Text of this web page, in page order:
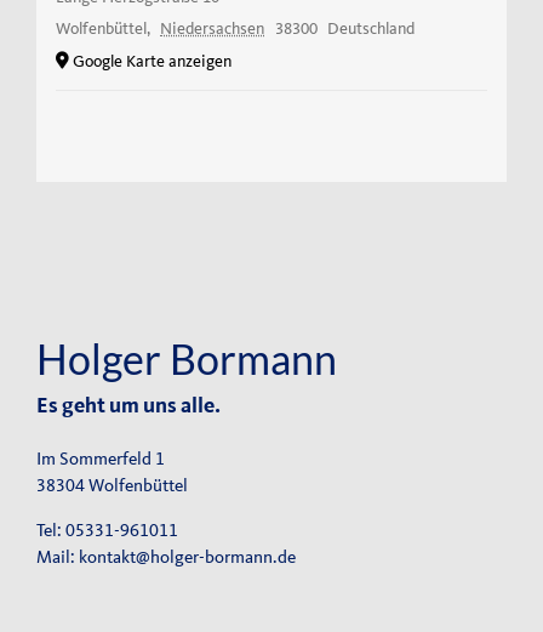
Wolfenbüttel, Niedersachsen 38300 Deutschland
Google Karte anzeigen
Holger Bormann
Es geht um uns alle.
Im Sommerfeld 1
38304 Wolfenbüttel
Tel: 05331-961011
Mail: kontakt@holger-bormann.de